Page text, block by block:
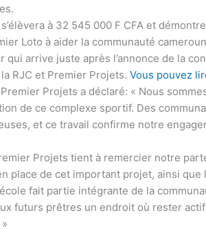
à 32 545 000 F CFA et
Loto à aider la communauté
qui arrive juste après l’annonce de la
RJC et Premier Projets.Vous pouvez
Projets a déclaré: « Nous
de ce complexe sportif. Des
et ce travail confirme notre
Projets tient à remercier notre
place de cet important projet, ainsi
fait partie intégrante de la
futurs prêtres un endroit où rester